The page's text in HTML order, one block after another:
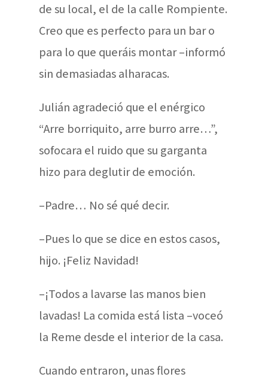
de su local, el de la calle Rompiente.
Creo que es perfecto para un bar o
para lo que queráis montar –informó
sin demasiadas alharacas.
Julián agradeció que el enérgico
“Arre borriquito, arre burro arre…”,
sofocara el ruido que su garganta
hizo para deglutir de emoción.
–Padre… No sé qué decir.
–Pues lo que se dice en estos casos,
hijo. ¡Feliz Navidad!
–¡Todos a lavarse las manos bien
lavadas! La comida está lista –voceó
la Reme desde el interior de la casa.
Cuando entraron, unas flores